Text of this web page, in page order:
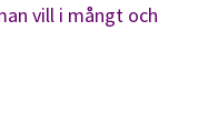
vill i mångt och